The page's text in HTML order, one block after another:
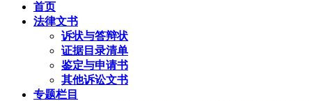
首页
法律文书
诉状与答辩状
证据目录清单
鉴定与申请书
其他诉讼文书
专题栏目